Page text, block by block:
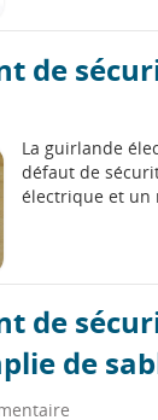
de
La guirlande
défaut de
électrique et un
de
de